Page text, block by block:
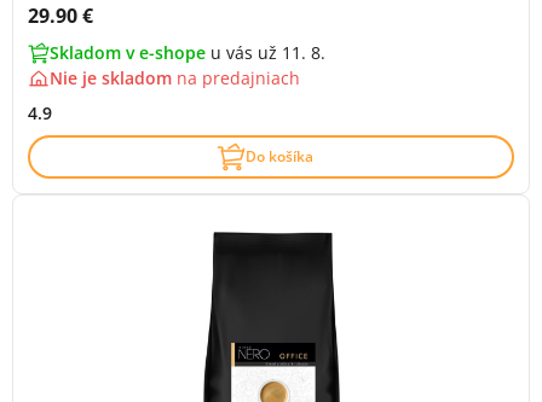
Cena s DPH:
29.90 €
Skladom v e-shope u vás už 11. 8.
Nie je skladom na predajniach
4.9
Do košíka